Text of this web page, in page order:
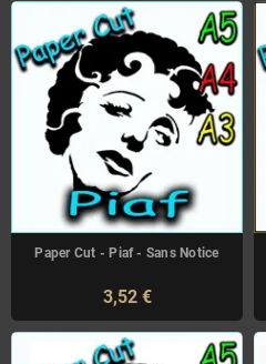
Paper Cut - Piaf - Sans Notice
3,52 €